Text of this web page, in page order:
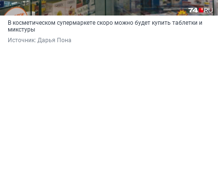
В косметическом супермаркете скоро можно будет купить таблетки и
микстуры
Источник: Дарья Пона